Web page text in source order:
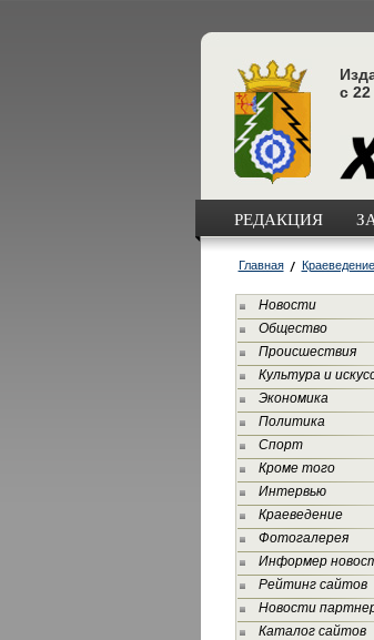
с
РЕДАКЦИЯ
Главная Краеведение
Новости
Общество
Происшествия
Культура и
Экономика
Политика
Спорт
Кроме того
Интервью
Краеведение
Фотогалерея
Информер
Рейтинг сайтов
Новости
Каталог сайтов